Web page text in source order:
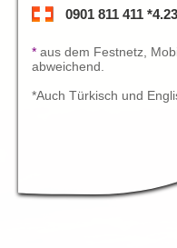
0901 811 411
* aus dem Festnetz,
abweichend.
*Auch Türkisch und